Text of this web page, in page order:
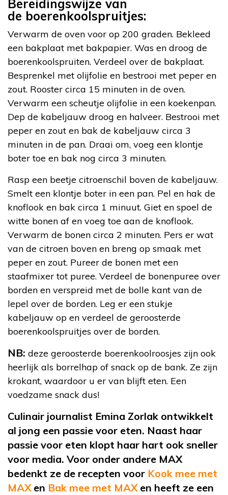
Bereidingswijze van
de boerenkoolspruitjes:
Verwarm de oven voor op 200 graden. Bekleed
een bakplaat met bakpapier. Was en droog de
boerenkoolspruiten. Verdeel over de bakplaat.
Besprenkel met olijfolie en bestrooi met peper en
zout. Rooster circa 15 minuten in de oven.
Verwarm een scheutje olijfolie in een koekenpan.
Dep de kabeljauw droog en halveer. Bestrooi met
peper en zout en bak de kabeljauw circa 3
minuten in de pan. Draai om, voeg een klontje
boter toe en bak nog circa 3 minuten.
Rasp een beetje citroenschil boven de kabeljauw.
Smelt een klontje boter in een pan. Pel en hak de
knoflook en bak circa 1 minuut. Giet en spoel de
witte bonen af en voeg toe aan de knoflook.
Verwarm de bonen circa 2 minuten. Pers er wat
van de citroen boven en breng op smaak met
peper en zout. Pureer de bonen met een
staafmixer tot puree. Verdeel de bonenpuree over
borden en verspreid met de bolle kant van de
lepel over de borden. Leg er een stukje
kabeljauw op en verdeel de geroosterde
boerenkoolspruitjes over de borden.
NB: deze geroosterde boerenkoolroosjes zijn ook
heerlijk als borrelhap of snack op de bank. Ze zijn
krokant, waardoor u er van blijft eten. Een
voedzame snack dus!
Culinair journalist Emina Zorlak ontwikkelt
al jong een passie voor eten. Naast haar
passie voor eten klopt haar hart ook sneller
voor media. Voor onder andere MAX
bedenkt ze de recepten voor Kook mee met
MAXen Bak mee met MAXen heeft ze een